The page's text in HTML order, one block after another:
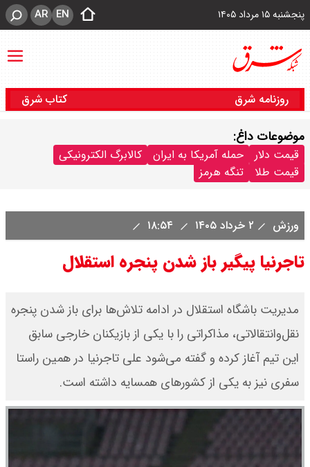
پنجشنبه ۱۵ مرداد ۱۴۰۵ EN
AR
روزنامه شرق کتاب شرق
موضوعات داغ:
قیمت دلار حمله آمریکا به ایران
کالابرگ الکترونیکی
قیمت طلا
تنگه هرمز
ورزش ۲ خرداد ۱۴۰۵
تاجرنیا پیگیر باز شدن پنجره استقلال
مدیریت باشگاه استقلال در ادامه تلاش‌ها برای باز شدن پنجره
نقل‌وانتقالاتی، مذاکراتی را با یکی از بازیکنان خارجی سابق
این تیم آغاز کرده و گفته می‌شود علی تاجرنیا در همین راستا
سفری نیز به یکی از کشورهای همسایه داشته است.